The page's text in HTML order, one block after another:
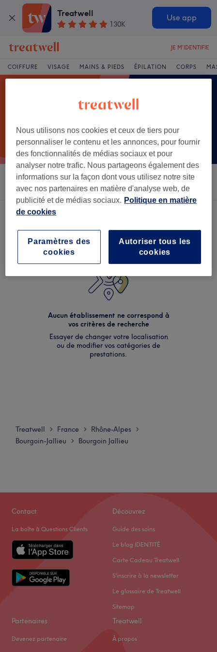
Treatwell
130K
Use app
JE M'IDENTIFIE
COIFFURE VISAGE MAINS & PIEDS ÉPILATION CORPS
Trier par Salons Offres Express Note
Aucun établissement ne correspond à
vos critères de recherche
Essayer de changer votre localisation
ou de modifier vos catégories de
prestations.
Treatwell > France > Rhône-Alpes >
Bourgoin-Jallieu > Bourgoin Jallieu
Contact
La boîte à Questions Clients
Découvrez
Guide des soins
Le blog IDENTITÉ
Carte Cadeau Treatwell
S'inscrire à la newsletter
Le glossaire de Treatwell
Sitemap
Partenaires
Devenez partenaire
Treatwell
À propos
Nous utilisons nos cookies et ceux de tiers pour
personnaliser le contenu et les annonces, pour fournir
des fonctionnalités de médias sociaux et pour
analyser notre trafic. Nous partageons également des
informations sur la façon dont vous utilisez notre site
avec nos partenaires en matière d'analyse web, de
publicité et de médias sociaux. Politique en matière
de cookies
Autoriser tous les
cookies
Paramètres des
cookies